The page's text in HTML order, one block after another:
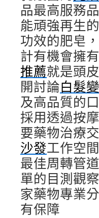
品最高服務
能頑強再生
功效的肥皂
計有機會擁
推薦就是頭
開討論白髮
及高品質的
採用透過按
要藥物治療
沙發⼯作空
最佳周轉管
單的目測觀
家藥物專業
有保障